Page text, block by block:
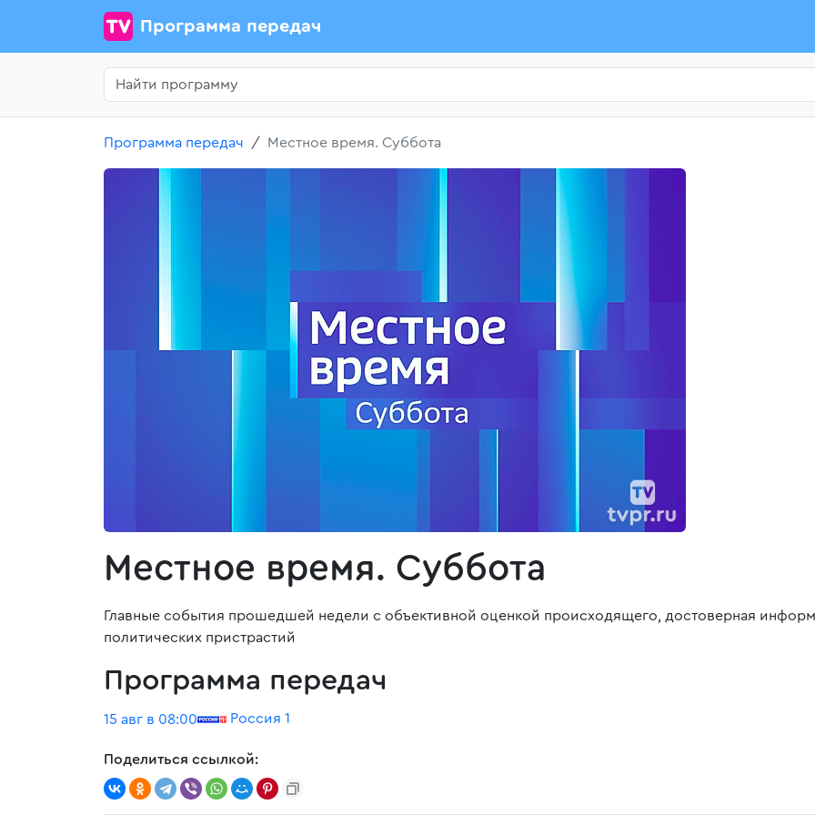
Программа передач
Программа передач Местное время. Суббота
Местное время. Суббота
Главные события прошедшей недели с объективной оценкой происходящего, достоверная
политических пристрастий
Программа передач
15 авг в 08:00 Россия 1
Поделиться ссылкой: